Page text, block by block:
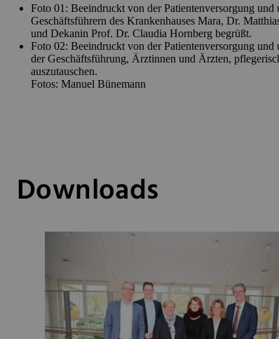
Foto 01: Beeindruckt von der Patientenversorgung
Geschäftsführern des Krankenhauses Mara, Dr.
und Dekanin Prof. Dr. Claudia Hornberg begrüßt.
Foto 02: Beeindruckt von der Patientenversorgung
der Geschäftsführung, Ärztinnen und Ärzten,
auszutauschen.
Fotos: Manuel Bünemann
Downloads